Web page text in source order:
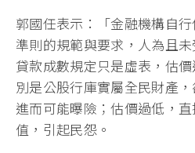
郭國任表示：「金融機構自
準則的規範與要求，人為且
貸款成數規定只是虛表，估
別是公股行庫實屬全民財產
進而可能曝險；估價過低，
值，引起民怨。